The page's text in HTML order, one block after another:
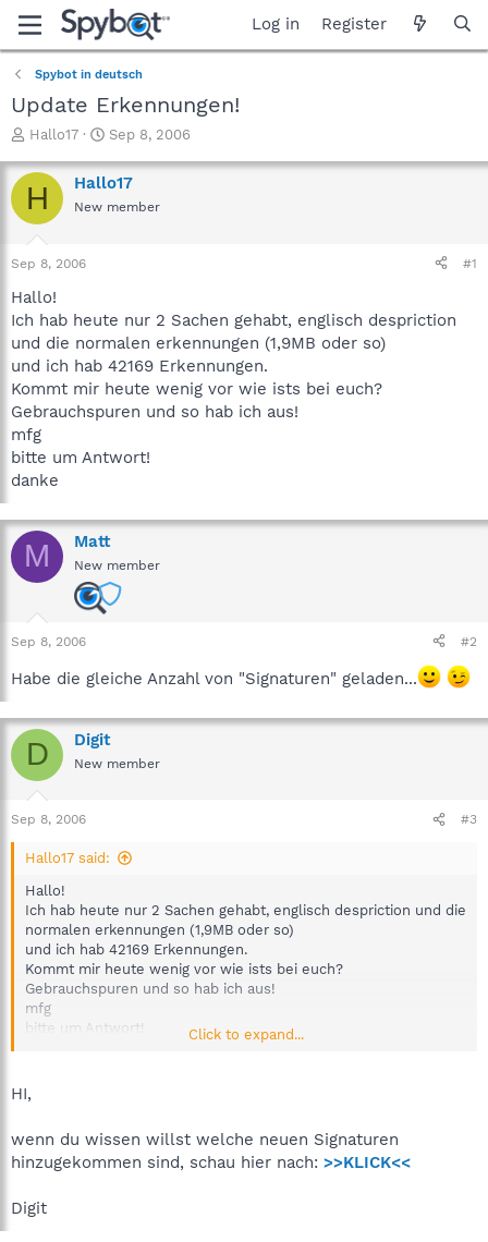
Log in Register
Spybot in deutsch
Update Erkennungen!
T
r
e
a
t
a
t
e
r
Hallo17
S
a
r
t
Sep 8, 2006
H Hallo17
New member
Sep 8, 2006 #1
Hallo!
Ich hab heute nur 2 Sachen gehabt, englisch despriction
und die normalen erkennungen (1,9MB oder so)
und ich hab 42169 Erkennungen.
Kommt mir heute wenig vor wie ists bei euch?
Gebrauchspuren und so hab ich aus!
mfg
bitte um Antwort!
danke
M Matt
New member
Sep 8, 2006 #2
Habe die gleiche Anzahl von "Signaturen" geladen...
D Digit
New member
Sep 8, 2006 #3
Hallo17 said:
Hallo!
Ich hab heute nur 2 Sachen gehabt, englisch despriction und die
normalen erkennungen (1,9MB oder so)
und ich hab 42169 Erkennungen.
Kommt mir heute wenig vor wie ists bei euch?
Gebrauchspuren und so hab ich aus!
mfg
bitte um Antwort!
Click to expand...
HI,
wenn du wissen willst welche neuen Signaturen
hinzugekommen sind, schau hier nach: >>KLICK<<
Digit